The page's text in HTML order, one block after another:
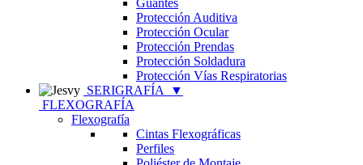
Guantes
Protección Auditiva
Protección Ocular
Protección Prendas
Protección Soldadura
Protección Vías Respiratorias
SERIGRAFÍA
▼
FLEXOGRAFÍA
Flexografía
Cintas Flexográficas
Perfiles